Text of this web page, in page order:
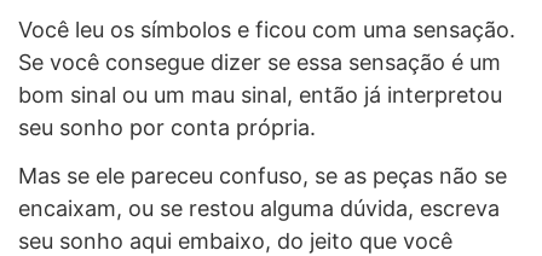
Você leu os símbolos e ficou com uma sensação.
Se você consegue dizer se essa sensação é um
bom sinal ou um mau sinal, então já interpretou
seu sonho por conta própria.
Mas se ele pareceu confuso, se as peças não se
encaixam, ou se restou alguma dúvida, escreva
seu sonho aqui embaixo, do jeito que você